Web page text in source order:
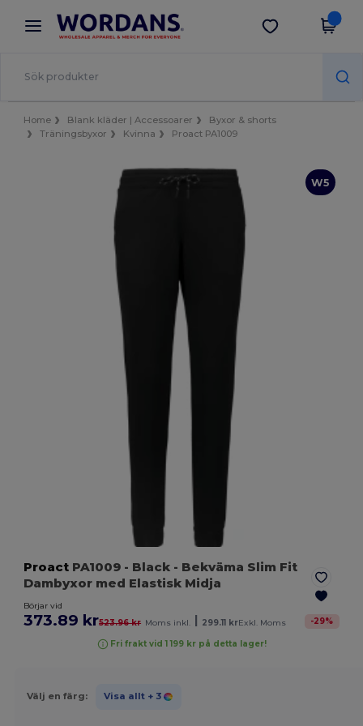
× Wordans-app
Bättre priser i appen!
Hämta app
Home Blank kläder | Accessoarer
Byxor & shorts
Träningsbyxor
Kvinna Proact PA1009
W5
Proact PA1009 - Black - Bekväma Slim Fit
Dambyxor med Elastisk Midja
Börjar vid
373.89 kr523.96 kr Moms inkl. | 299.11 krExkl. Moms -29%
Fri frakt vid 1 199 kr på detta lager!
Välj en färg: Visa allt + 3